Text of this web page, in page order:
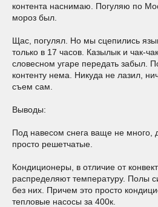
контента наснимаю. Погуляю по
мороз был.
Щас, погулял. Но мы сцепились
только в 17 часов. Казылык и чак-
словесном угаре передать забыл.
контенту нема. Никуда не лазил,
съем сам.
Выводы:
Под навесом снега ваще не много,
просто решетчатые.
Кондиционеры, в отличие от
распределяют температуру. Полы
без них. Причем это просто
тепловые насосы за 400к.